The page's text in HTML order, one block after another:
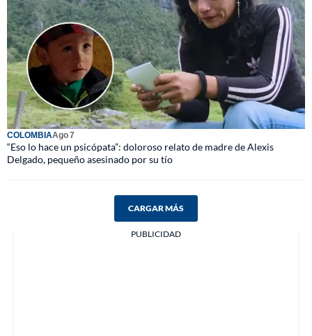
COLOMBIAAgo 7
“Eso lo hace un psicópata”: doloroso relato de madre de Alexis
Delgado, pequeño asesinado por su tío
CARGAR MÁS
PUBLICIDAD